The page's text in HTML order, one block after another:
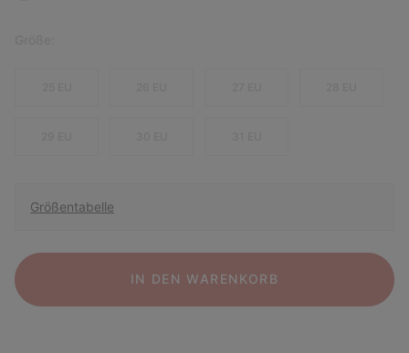
Größentabelle
IN DEN WARENKORB